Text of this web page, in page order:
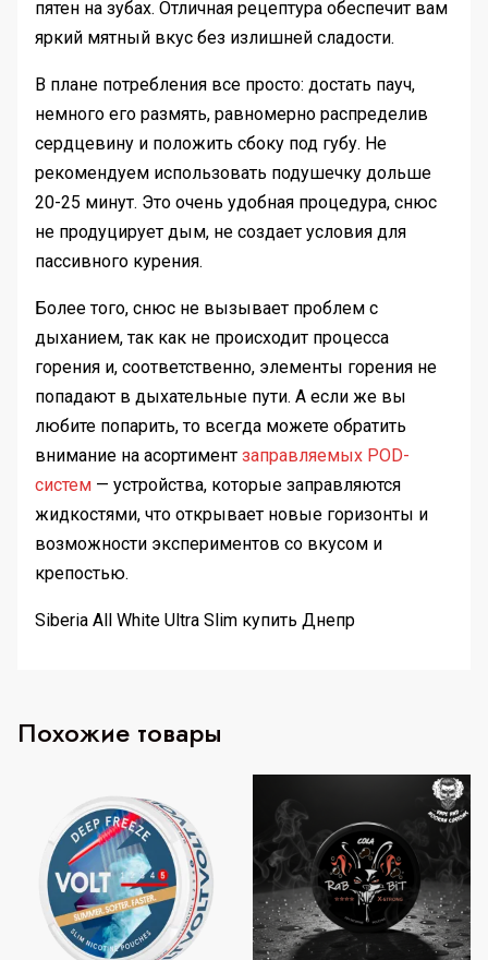
пятен на зубах. Отличная рецептура обеспечит вам
яркий мятный вкус без излишней сладости.
В плане потребления все просто: достать пауч,
немного его размять, равномерно распределив
сердцевину и положить сбоку под губу. Не
рекомендуем использовать подушечку дольше
20-25 минут. Это очень удобная процедура, снюс
не продуцирует дым, не создает условия для
пассивного курения.
Более того, снюс не вызывает проблем с
дыханием, так как не происходит процесса
горения и, соответственно, элементы горения не
попадают в дыхательные пути. А если же вы
любите попарить, то всегда можете обратить
внимание на асортимент заправляемых POD-
систем — устройства, которые заправляются
жидкостями, что открывает новые горизонты и
возможности экспериментов со вкусом и
крепостью.
Siberia All White Ultra Slim купить Днепр
Похожие товары